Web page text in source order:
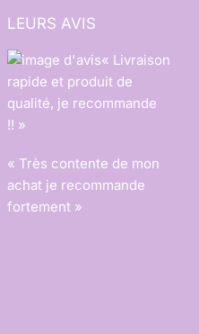
LEURS AVIS
« Livraison
rapide et produit de
qualité, je recommande
!! »
« Très contente de mon
achat je recommande
fortement »